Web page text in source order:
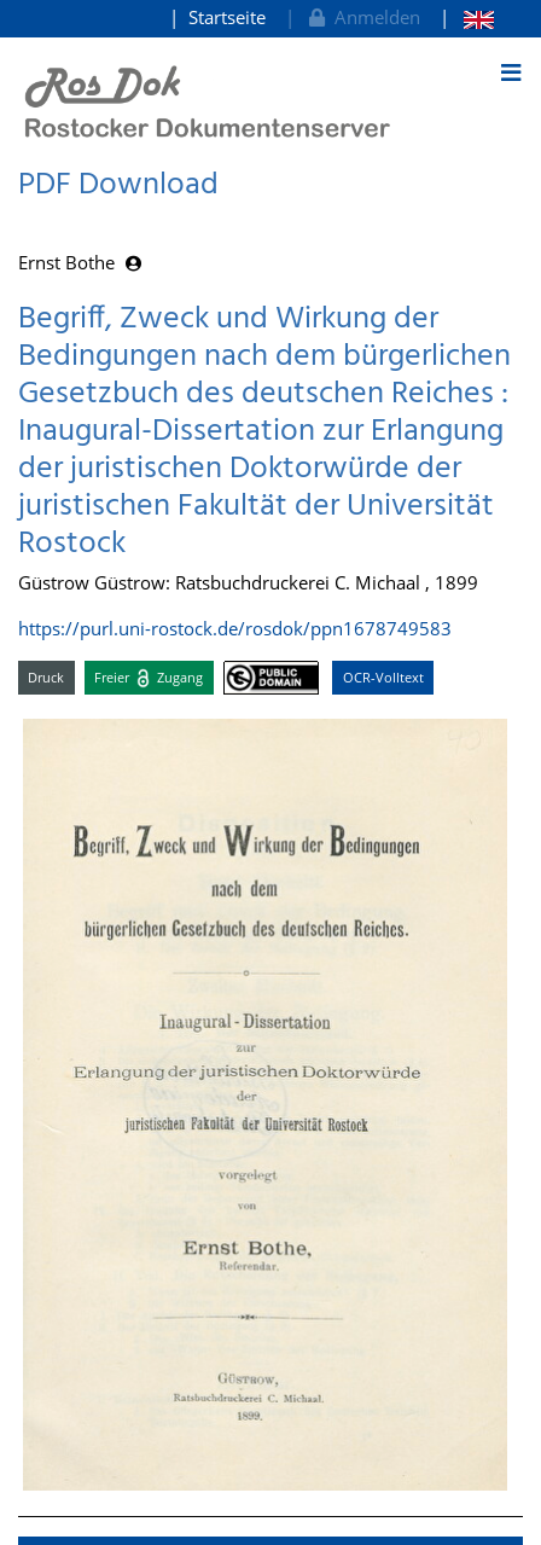
zum Inhalt
Startseite Anmelden
PDF Download
Ernst Bothe
Begriff, Zweck und Wirkung der
Bedingungen nach dem bürgerlichen
Gesetzbuch des deutschen Reiches :
Inaugural-Dissertation zur Erlangung
der juristischen Doktorwürde der
juristischen Fakultät der Universität
Rostock
Güstrow Güstrow: Ratsbuchdruckerei C. Michaal , 1899
https://purl.uni-rostock.de/rosdok/ppn1678749583
Druck Freier Zugang OCR-Volltext